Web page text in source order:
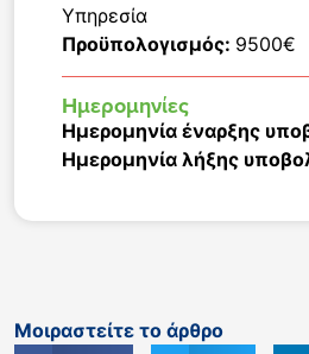
Υπηρεσία
Προϋπολογισμός: 9500€
Ημερομηνίες
Ημερομηνία έναρξης
Ημερομηνία λήξης
Μοιραστείτε το άρθρο